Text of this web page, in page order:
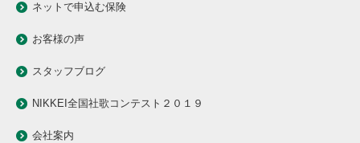
ネットで申込む保険
お客様の声
スタッフブログ
NIKKEI全国社歌コンテスト２０１９
会社案内